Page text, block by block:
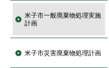
米子市一般廃棄物処理実施
計画
米子市災害廃棄物処理計画